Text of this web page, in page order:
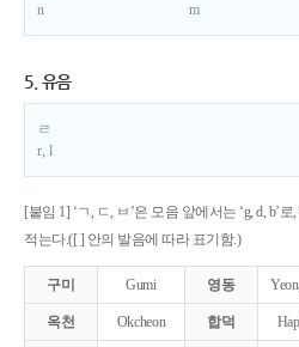
n
m
5. 유음
ㄹ
r, l
[붙임 1] ‘ㄱ, ㄷ, ㅂ’은 모음 앞에서는 ‘g, d, b’
적는다.([ ] 안의 발음에 따라 표기함.)
구미 Gumi 영동
옥천 Okcheon 합덕